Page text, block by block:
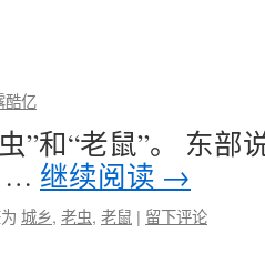
酷亿
”和“老鼠”。 东部
… 继续阅读 →
城乡, 老虫, 老鼠 | 留下评论